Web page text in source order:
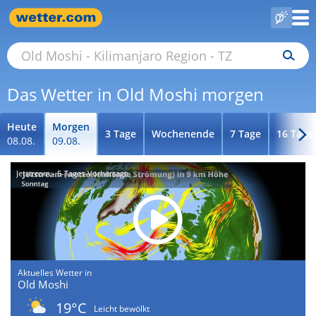
Das Wetter in Old Moshi morgen
Heute
08.08.
Morgen
09.08.
3 Tage Wochenende 7 Tage 16 Tage
Jetstream - 5-Tages-Vorhersage
Aktuelles Wetter in
Old Moshi
19°C
Leicht bewölkt